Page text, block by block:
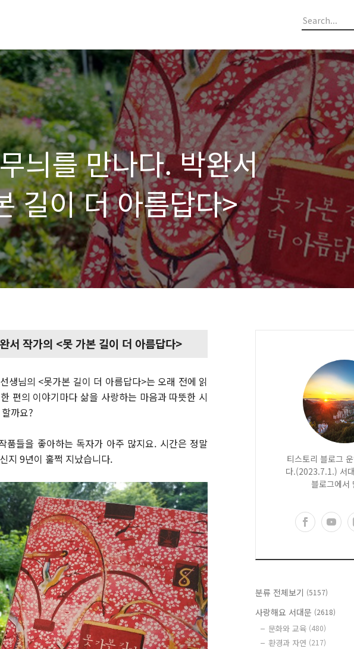
늬를 만나다. 박완서
길이 더 아름답다>
서 작가의 <못 가본 길이 더 아름답다>
생님의 <못가본 길이 더 아름답다>는 오래 전에 읽
편의 이야기마다 삶을 사랑하는 마음과 따뜻한 시
까요?
들을 좋아하는 독자가 아주 많지요. 시간은 정말
지 9년이 훌쩍 지났습니다.
티스토리 블로그
다.(2023.7.1.) 서
블로그에서
분류 전체보기 (5157)
사랑해요 서대문 (2618)
문화와 교육 (480)
환경과 자연 (217)